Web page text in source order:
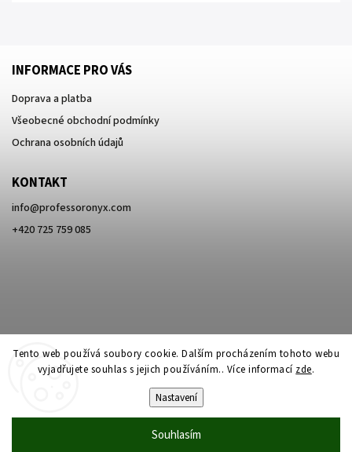
Tento web používá soubory cookie. Dalším procházením tohoto webu
vyjadřujete souhlas s jejich používáním.. Více informací zde.
Nastavení
Souhlasím
INFORMACE PRO VÁS
Doprava a platba
Všeobecné obchodní podmínky
Ochrana osobních údajů
KONTAKT
info@professoronyx.com
+420 725 759 085
Professor Onyx. Všechna práva vyhrazena.